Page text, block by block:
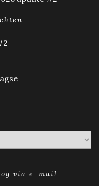
via e-mail